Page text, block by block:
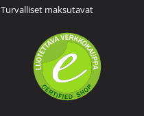
Turvalliset maksutavat